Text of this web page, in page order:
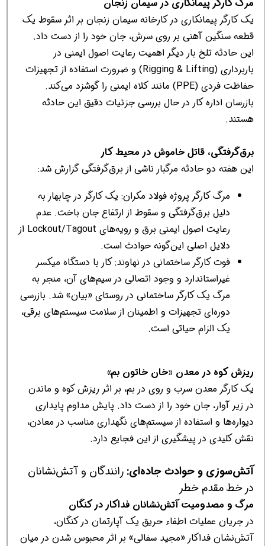
مرگ کارگر پیمانکاری در سیمان زنجان
یک کارگر پیمانکاری در کارخانه سیمان زنجان بر اثر سقوط یک
قطعه سنگین آهنی بر روی سرش، جان خود را از دست داد.
این حادثه تلخ بار دیگر اهمیت رعایت اصول ایمنی در
باربرداری (Rigging & Lifting) و ضرورت استفاده از تجهیزات
حفاظت فردی (PPE) مانند کلاه ایمنی را گوشزد می‌کند.
بازرسان اداره کار در حال بررسی جزئیات دقیق این حادثه
هستند.
برق‌گرفتگی، قاتل خاموش در محیط کار
این هفته دو حادثه مرگبار ناشی از برق‌گرفتگی گزارش شد:
مرگ کارگر پروژه فولاد مکران: یک کارگر در چابهار به
دلیل برق‌گرفتگی و سقوط از ارتفاع جان باخت. عدم
رعایت اصول ایمنی برق و رویه‌های Lockout/Tagout از
دلایل اصلی این‌گونه حوادث است.
فوت کارگر ساختمانی در نهاوند: کار با دستگاه میکسر
غیراستاندارد و وجود اتصالی در سیم‌های آن، منجر به
مرگ یک کارگر ساختمانی در روستای «بیان» شد. بازرسی
دوره‌ای تجهیزات و اطمینان از سلامت سیستم‌های برقی،
یک الزام حیاتی است.
ریزش کوه در معدن «خان خاتون بم»
یک کارگر معدن سرب و روی در بم، بر اثر ریزش کوه و ماندن
در زیر آوار، جان خود را از دست داد. پایش مداوم پایداری
دیواره‌ها و استفاده از سیستم‌های نگهداری مناسب در معادن،
نقش کلیدی در پیشگیری از این فجایع دارد.
آتش‌سوزی و حوادث جاده‌ای: رانندگان و آتش‌نشانان
در خط مقدم خطر
مرگ و مصدومیت آتش‌نشانان فداکار در کنگان
در جریان عملیات اطفاء حریق یک آپارتمان در کنگان،
آتش‌نشان فداکار «مجید سفالی» بر اثر محبوس شدن در میان